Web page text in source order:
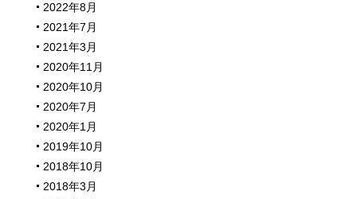
2022年8月
2021年7月
2021年3月
2020年11月
2020年10月
2020年7月
2020年1月
2019年10月
2018年10月
2018年3月